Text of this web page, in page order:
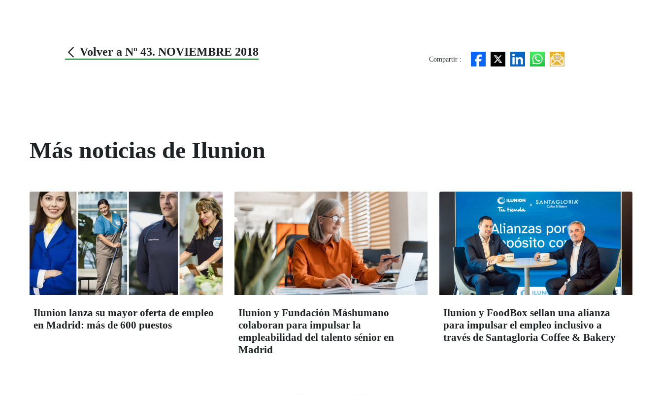
Volver a Nº 43. NOVIEMBRE 2018
Compartir :
Más noticias de Ilunion
Ilunion lanza su mayor oferta de empleo
en Madrid: más de 600 puestos
Ilunion y Fundación Máshumano
colaboran para impulsar la
empleabilidad del talento sénior en
Madrid
Ilunion y FoodBox sellan una alianza
para impulsar el empleo inclusivo a
través de Santagloria Coffee & Bakery